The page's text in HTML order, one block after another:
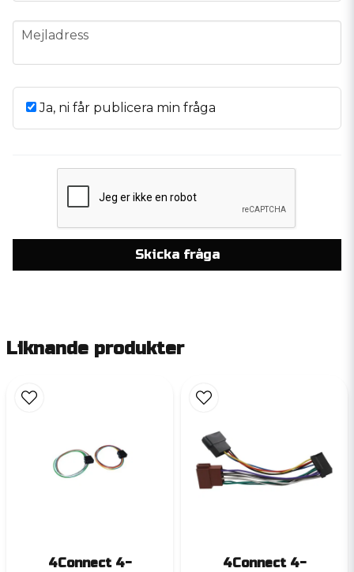
email
Mejladress
Ja, ni får publicera min fråga
Skicka fråga
Liknande produkter
4Connect 4-
4Connect 4-